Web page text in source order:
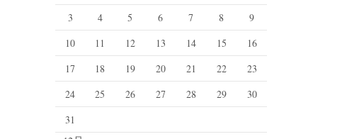
3
4 5 6 7 8
9
10
11 12 13 14 15
16
17
18 19 20 21 22
23
24
25 26 27 28 29
30
31